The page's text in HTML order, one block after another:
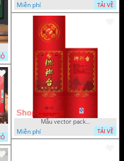
nga
bao bi yen sao 28022025 nga
Miễn phí
TẢI VỀ
Mẫu vector package rượu
Miễn phí
TẢI VỀ